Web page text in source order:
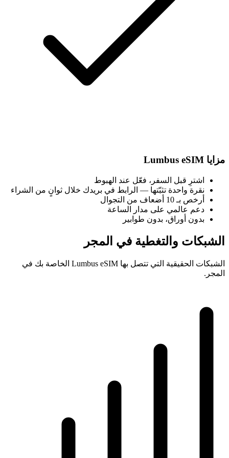
مزايا Lumbus eSIM
اشترِ قبل السفر، فعّل عند الهبوط
نقرة واحدة تثبّتها — الرابط في بريدك خلال ثوانٍ من الشراء
أرخص بـ 10 أضعاف من التجوال
دعم عالمي على مدار الساعة
بدون أوراق، بدون طوابير
الشبكات والتغطية في المجر
الشبكات الحقيقية التي تتصل بها Lumbus eSIM الخاصة بك في
المجر.